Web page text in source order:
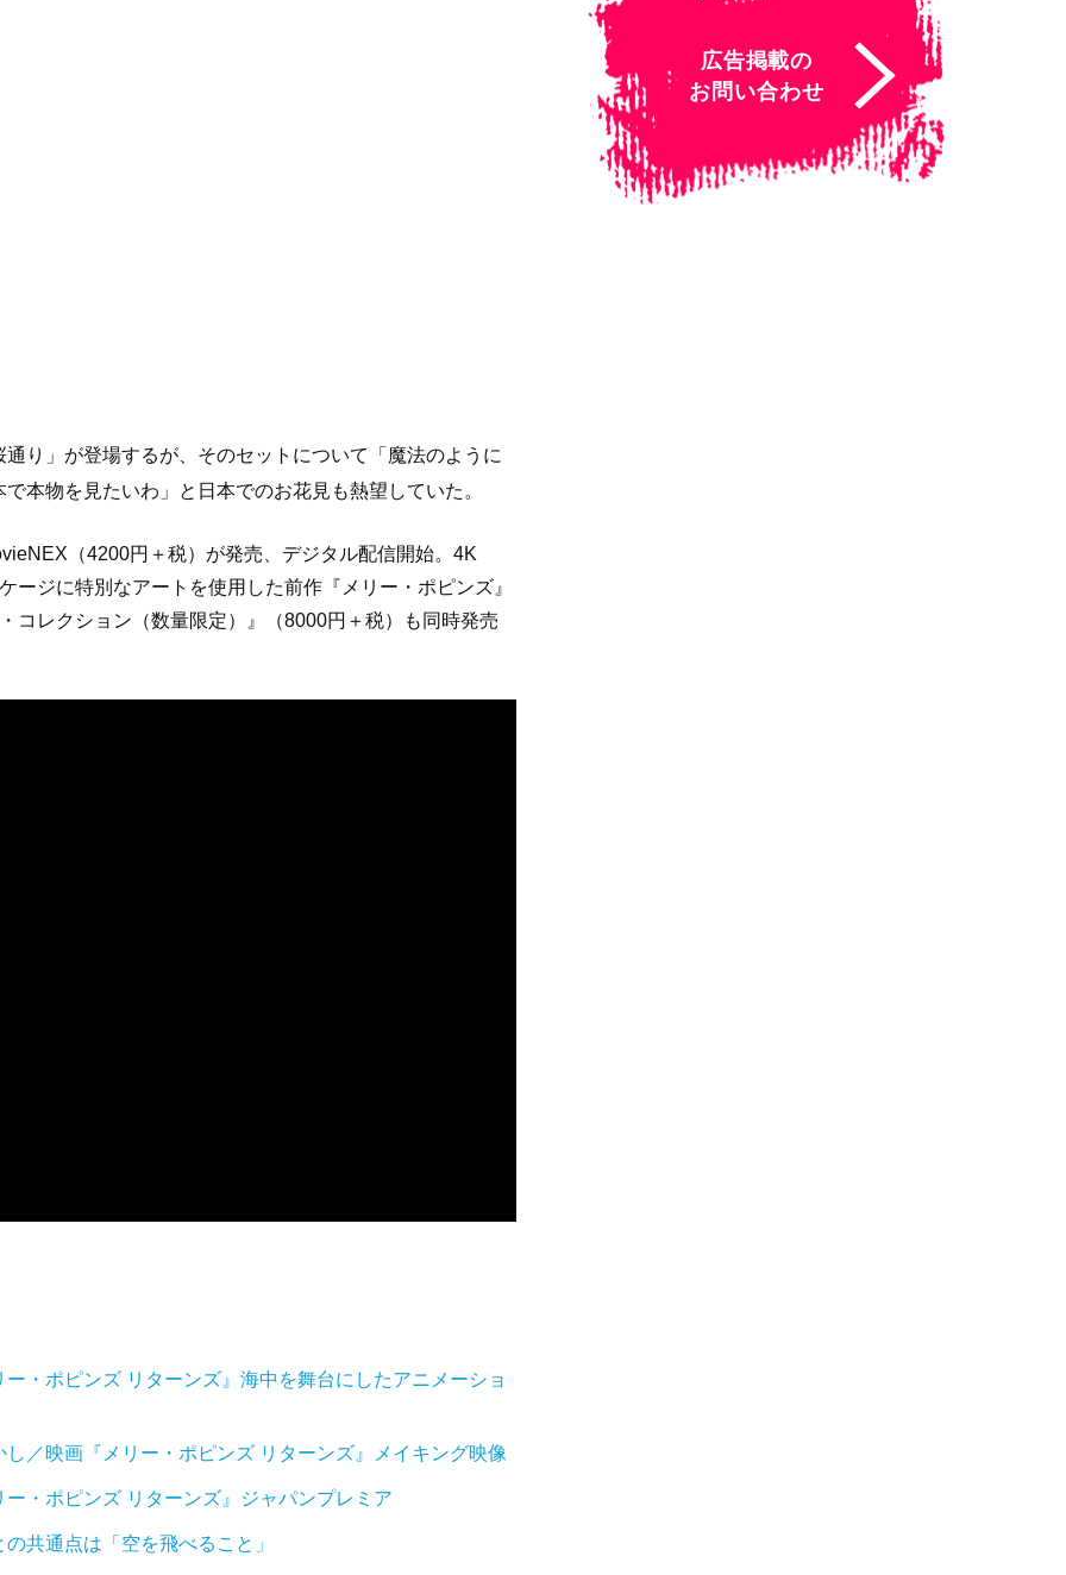
り」が登場するが、そのセットについて「魔法のように
本物を見たいわ」と日本でのお花見も熱望していた。
（4200円＋税）が発売、デジタル配信開始。4K
ジに特別なアートを使用した前作『メリー・ポピンズ』
コレクション（数量限定）』（8000円＋税）も同時発売
・ポピンズ リターンズ』海中を舞台にしたアニメーショ
／映画『メリー・ポピンズ リターンズ』メイキング映像
・ポピンズ リターンズ』ジャパンプレミア
共通点は「空を飛べること」
広告掲載の
お問い合わせ